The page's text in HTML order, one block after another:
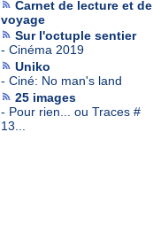
Carnet de lecture et de
voyage
Sur l'octuple sentier
- Cinéma 2019
Uniko
- Ciné: No man's land
25 images
- Pour rien... ou Traces #
13...